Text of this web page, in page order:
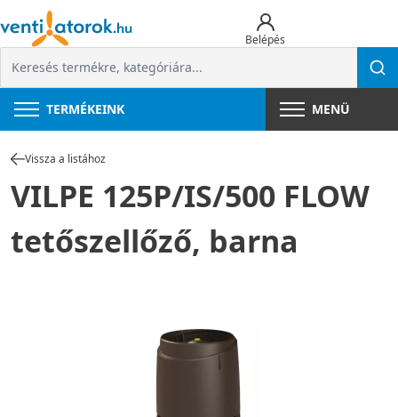
Belépés
TERMÉKEINK MENÜ
Vissza a listához
VILPE 125P/IS/500 FLOW
tetőszellőző, barna